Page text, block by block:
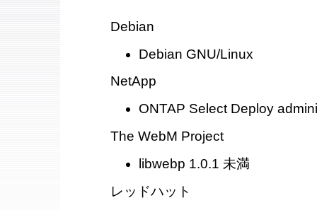
Debian
Debian GNU/Linux
NetApp
ONTAP Select Deploy
The WebM Project
libwebp 1.0.1 未満
レッドハット